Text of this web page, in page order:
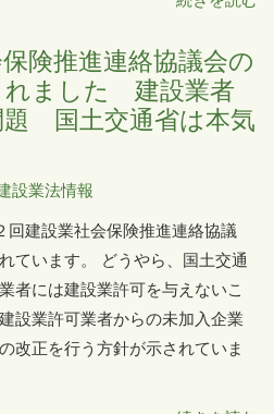
険推進連絡協議会の
れました 建設業者
題 国土交通省は本気
設業法情報
回建設業社会保険推進連絡協議
ています。 どうやら、国土交通
者には建設業許可を与えないこ
設業許可業者からの未加入企業
改正を行う方針が示されていま